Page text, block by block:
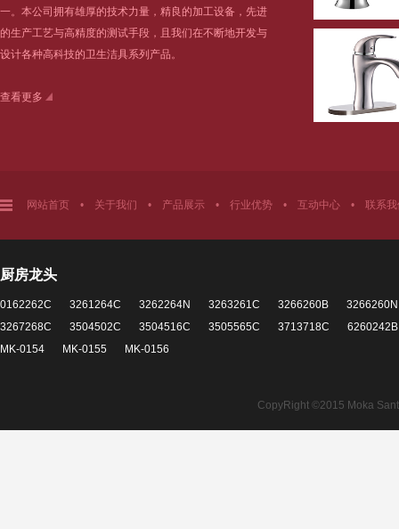
一。本公司拥有雄厚的技术力量，精良的加工设备，先进
的生产工艺与高精度的测试手段，且我们在不断地开发与
设计各种高科技的卫生洁具系列产品。
查看更多
网站首页 • 关于我们 • 产品展示 • 行业优势 • 互动中心 • 联系
厨房龙头
0162262C 3261264C 3262264N 3263261C 3266260B
3266260N
3267268C
3504502C 3504516C 3505565C 3713718C
6260242B
MK-0154
MK-0155 MK-0156
CopyRight ©2015 Moka